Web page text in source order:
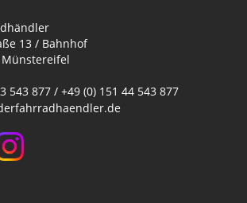
13 / Bahnhof
Münstereifel
543 877 / +49 (0) 151 44 543 877